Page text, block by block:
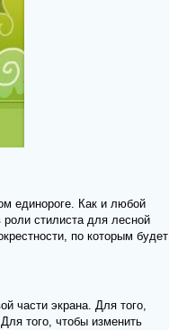
единороге. Как и любой
стилиста для лесной
по которым будет
части экрана. Для того,
того, чтобы изменить